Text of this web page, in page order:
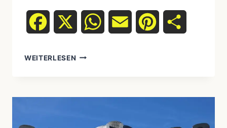
Facebook WhatsAppEmail Pinterest
WEITERLESEN MYSTERIEN
FRAGEN
UREINWOHNERN